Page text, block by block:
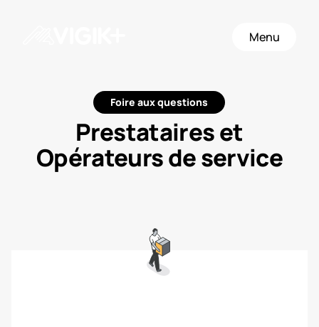
Menu
Foire aux questions
Prestataires et
Opérateurs de service